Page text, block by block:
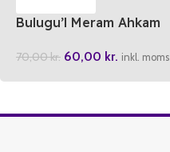
Bulugu’l Meram Ahkam
70,00kr. 60,00 kr. inkl. moms